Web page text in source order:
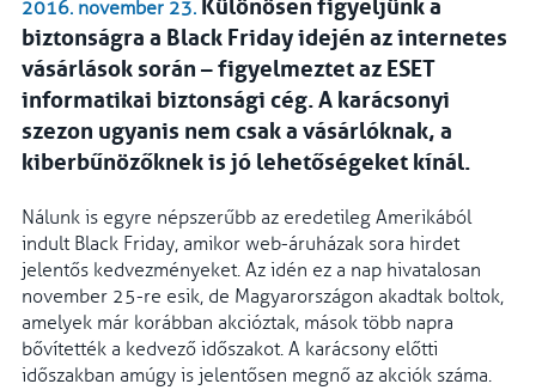
2016. november 23. Különösen figyeljünk a
biztonságra a Black Friday idején az internetes
vásárlások során – figyelmeztet az ESET
informatikai biztonsági cég. A karácsonyi
szezon ugyanis nem csak a vásárlóknak, a
kiberbűnözőknek is jó lehetőségeket kínál.
Nálunk is egyre népszerűbb az eredetileg Amerikából
indult Black Friday, amikor web-áruházak sora hirdet
jelentős kedvezményeket. Az idén ez a nap hivatalosan
november 25-re esik, de Magyarországon akadtak boltok,
amelyek már korábban akcióztak, mások több napra
bővítették a kedvező időszakot. A karácsony előtti
időszakban amúgy is jelentősen megnő az akciók száma.